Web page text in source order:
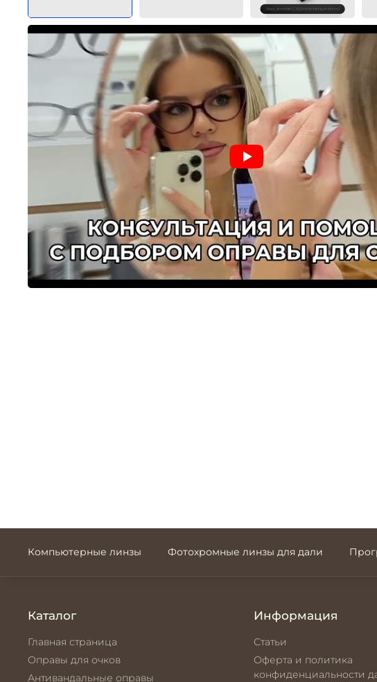
Компьютерные линзы Фотохромные линзы для дали
Каталог
Главная страница
Оправы для очков
Антивандальные оправы
Информация
Статьи
Оферта и политика
конфиденциальности